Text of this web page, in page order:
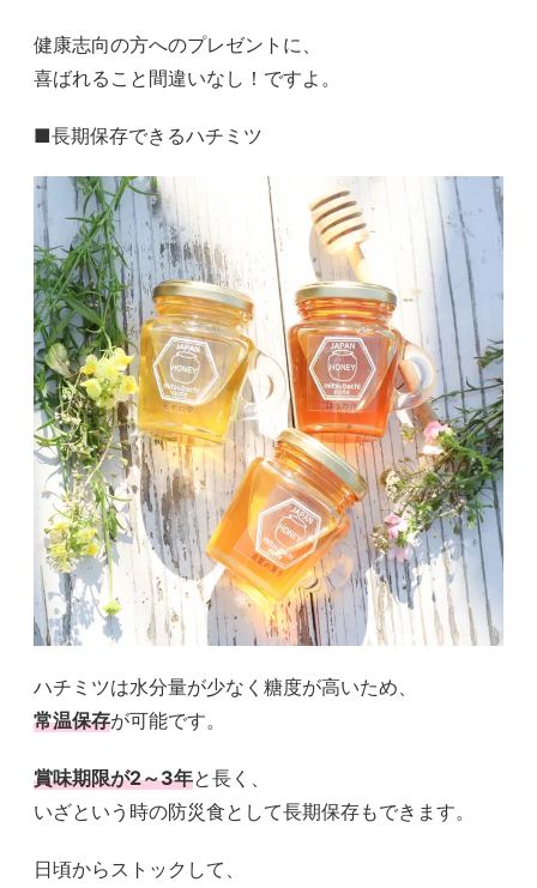
健康志向の方へのプレゼントに、
喜ばれること間違いなし！ですよ。
■長期保存できるハチミツ
ハチミツは水分量が少なく糖度が高いため、
常温保存が可能です。
賞味期限が2～3年と長く、
いざという時の防災食として長期保存もできます。
日頃からストックして、